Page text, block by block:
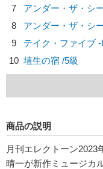
7
アンダー・ザ・シ
8
アンダー・ザ・シ
9
テイク・ファイブ
10 埴生の宿 /5級
商品の説明
月刊エレクトーン2023
晴一が新作ミュージカ